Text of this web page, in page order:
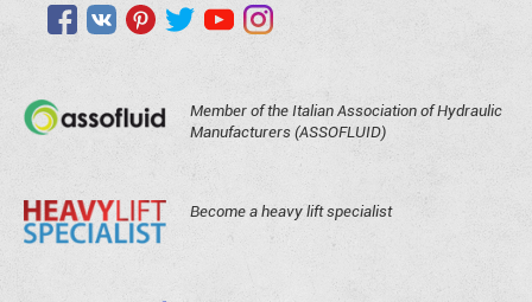
Member of the Italian Association of Hydraulic
Manufacturers (ASSOFLUID)
Become a heavy lift specialist